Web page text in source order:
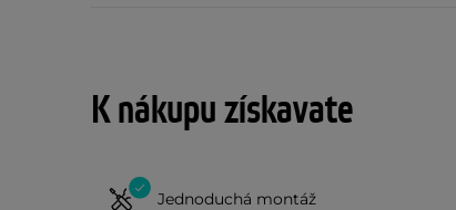
K nákupu získavate
Jednoduchá montáž